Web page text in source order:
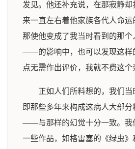
发见。他还补充说，在那寂静
来一直左右着他家族各代人命运
那使他变成了我当时看到的那
——的影响中，也可以发现这样
点无需作出评价，我就不费这个
正如人们所料想的，我们
即那些多年来构成这病人大部
——与那样的幻觉十分一致。我
一些作品，如格雷塞的《绿虫》